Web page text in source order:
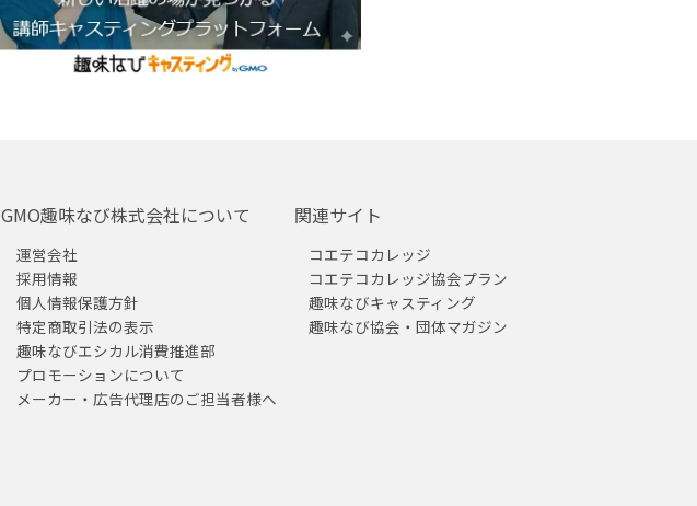
GMO趣味なび株式会社について
運営会社
採用情報
個人情報保護方針
特定商取引法の表示
趣味なびエシカル消費推進部
プロモーションについて
メーカー・広告代理店のご担当者様へ
関連サイト
コエテコカレッジ
コエテコカレッジ協会プラン
趣味なびキャスティング
趣味なび協会・団体マガジン